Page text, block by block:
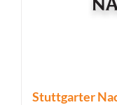
Stuttgarter